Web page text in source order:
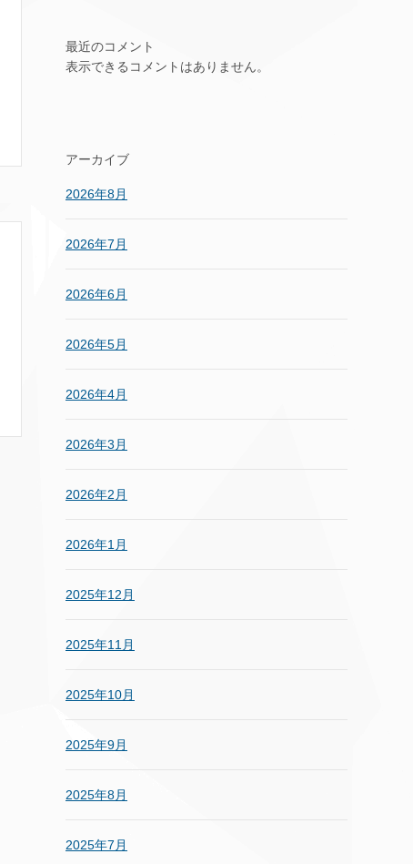
最近のコメント
表示できるコメントはありません。
アーカイブ
2026年8月
2026年7月
2026年6月
2026年5月
2026年4月
2026年3月
2026年2月
2026年1月
2025年12月
2025年11月
2025年10月
2025年9月
2025年8月
2025年7月